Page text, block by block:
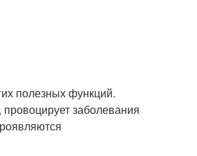
полезных функций.
заболевания